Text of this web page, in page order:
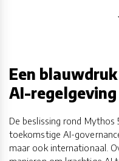
Een
AI-regelgeving
De beslissing rond
toekomstige AI-
maar ook internationaal.